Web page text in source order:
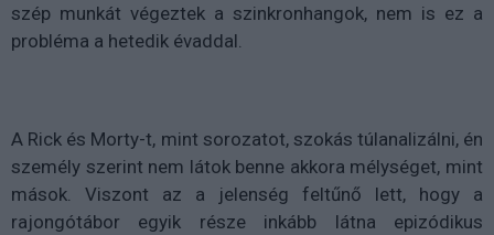
szép munkát végeztek a szinkronhangok, nem is ez a
probléma a hetedik évaddal.
A Rick és Morty-t, mint sorozatot, szokás túlanalizálni, én
személy szerint nem látok benne akkora mélységet, mint
mások. Viszont az a jelenség feltűnő lett, hogy a
rajongótábor egyik része inkább látna epizódikus